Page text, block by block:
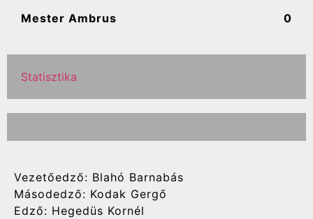
Mester Ambrus 0
Statisztika
Vezetőedző: Blahó Barnabás
Másodedző: Kodak Gergő
Edző: Hegedüs Kornél